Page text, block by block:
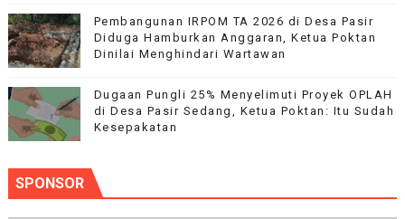
Pembangunan IRPOM TA 2026 di Desa Pasir
Diduga Hamburkan Anggaran, Ketua Poktan
Dinilai Menghindari Wartawan
Dugaan Pungli 25% Menyelimuti Proyek OPLAH
di Desa Pasir Sedang, Ketua Poktan: Itu Sudah
Kesepakatan
SPONSOR